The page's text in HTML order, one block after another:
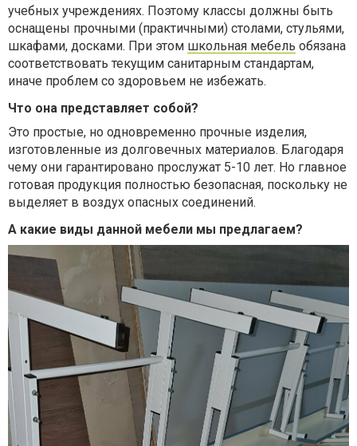
учебных учреждениях. Поэтому классы должны быть
оснащены прочными (практичными) столами, стульями,
шкафами, досками. При этом школьная мебель обязана
соответствовать текущим санитарным стандартам,
иначе проблем со здоровьем не избежать.
Что она представляет собой?
Это простые, но одновременно прочные изделия,
изготовленные из долговечных материалов. Благодаря
чему они гарантировано прослужат 5-10 лет. Но главное
готовая продукция полностью безопасная, поскольку не
выделяет в воздух опасных соединений.
А какие виды данной мебели мы предлагаем?